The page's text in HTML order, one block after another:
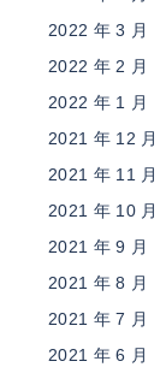
2022 年 3 月
2022 年 2 月
2022 年 1 月
2021 年 12 月
2021 年 11 月
2021 年 10 月
2021 年 9 月
2021 年 8 月
2021 年 7 月
2021 年 6 月